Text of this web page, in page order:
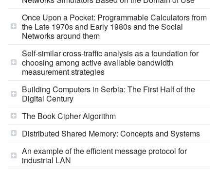
Once Upon a Pocket: Programmable Calculators from
the Late 1970s and Early 1980s and the Social
Networks around them
Self-similar cross-traffic analysis as a foundation for
choosing among active available bandwidth
measurement strategies
Building Computers in Serbia: The First Half of the
Digital Century
The Book Cipher Algorithm
Distributed Shared Memory: Concepts and Systems
An example of the efficient message protocol for
industrial LAN